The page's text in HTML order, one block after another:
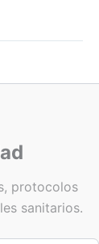
protocolos
sanitarios.